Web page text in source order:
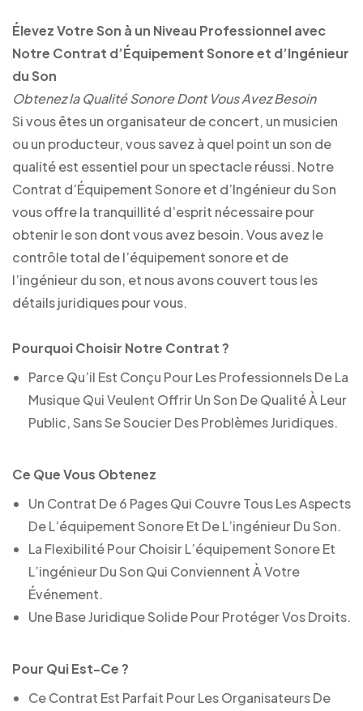
Élevez Votre Son à un Niveau Professionnel avec
Notre Contrat d’Équipement Sonore et d’Ingénieur
du Son
Obtenez la Qualité Sonore Dont Vous Avez Besoin
Si vous êtes un organisateur de concert, un musicien
ou un producteur, vous savez à quel point un son de
qualité est essentiel pour un spectacle réussi. Notre
Contrat d’Équipement Sonore et d’Ingénieur du Son
vous offre la tranquillité d’esprit nécessaire pour
obtenir le son dont vous avez besoin. Vous avez le
contrôle total de l’équipement sonore et de
l’ingénieur du son, et nous avons couvert tous les
détails juridiques pour vous.
Pourquoi Choisir Notre Contrat ?
Parce Qu’il Est Conçu Pour Les Professionnels De La
Musique Qui Veulent Offrir Un Son De Qualité À Leur
Public, Sans Se Soucier Des Problèmes Juridiques.
Ce Que Vous Obtenez
Un Contrat De 6 Pages Qui Couvre Tous Les Aspects
De L’équipement Sonore Et De L’ingénieur Du Son.
La Flexibilité Pour Choisir L’équipement Sonore Et
L’ingénieur Du Son Qui Conviennent À Votre
Événement.
Une Base Juridique Solide Pour Protéger Vos Droits.
Pour Qui Est-Ce ?
Ce Contrat Est Parfait Pour Les Organisateurs De